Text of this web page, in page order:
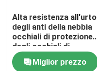
Alta resistenza all'urto
degli anti della nebbia
occhiali di protezione
degli occhiali di
protezione per il
laboratorio di chimica
Miglior prezzo